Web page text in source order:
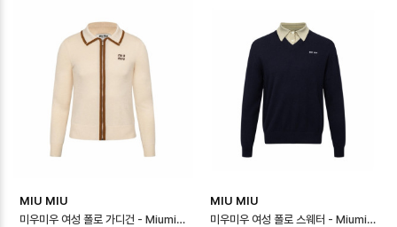
MIU MIU
미우미우 여성 폴로 가디건 - Miumiu Womens Polo Cardigan - mic…
MIU MIU
미우미우 여성 폴로 스웨터 - Miumiu Womens Polo Sweater - mic1…